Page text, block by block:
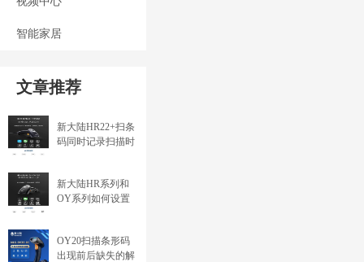
智能家居
文章推荐
新大陆HR22+扫条
码同时记录扫描时
新大陆HR系列和
OY系列如何设置
OY20扫描条形码
出现前后缺失的解